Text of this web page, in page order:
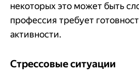
некоторых это может быть
профессия требует
активности.
Стрессовые ситуации